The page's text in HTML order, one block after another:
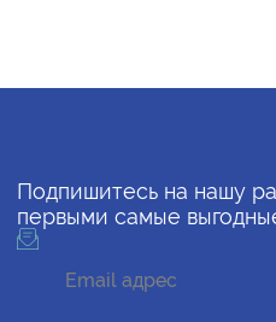
Подпишитесь на нашу
первыми самые